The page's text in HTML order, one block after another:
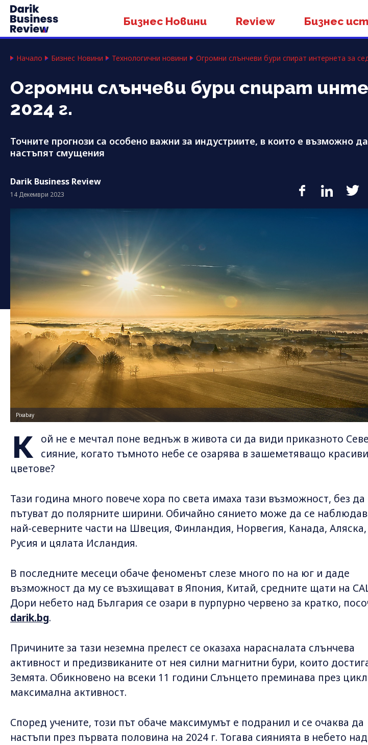
Бизнес Новини Review Бизнес
Начало Бизнес Новини Технологични новини Огромни слънчеви бури спират интернета за
Огромни слънчеви бури спират
2024 г.
Точните прогнози са особено важни за индустриите, в които е възможно да
настъпят смущения
Darik Business Review
14 Декември 2023
Pixabay
К
ой не е мечтал поне веднъж в живота си да види приказното
сияние, когато тъмното небе се озарява в зашеметяващо красиви
цветове?
Тази година много повече хора по света имаха тази възможност, без да
пътуват до полярните ширини. Обичайно сянието може да се
най-северните части на Швеция, Финландия, Норвегия, Канада, Аляска,
Русия и цялата Исландия.
В последните месеци обаче феноменът слезе много по на юг и даде
възможност да му се възхищават в Япония, Китай, средните щати на
Дори небето над България се озари в пурпурно червено за кратко,
darik.bg.
Причините за тази неземна прелест се оказаха нарасналата слънчева
активност и предизвиканите от нея силни магнитни бури, които
Земята. Обикновено на всеки 11 години Слънцето преминава през
максимална активност.
Според учените, този път обаче максимумът е подранил и се очаква да
настъпи през първата половина на 2024 г. Тогава сиянията в небето над